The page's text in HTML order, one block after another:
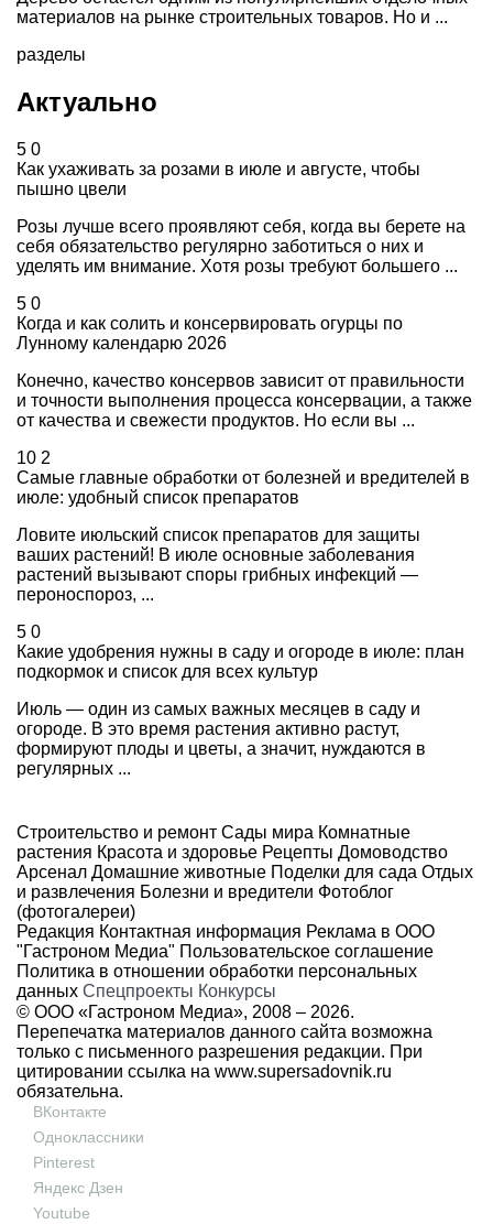
материалов на рынке строительных товаров. Но и ...
разделы
Актуально
5 0
Как ухаживать за розами в июле и августе, чтобы
пышно цвели
Розы лучше всего проявляют себя, когда вы берете на
себя обязательство регулярно заботиться о них и
уделять им внимание. Хотя розы требуют большего ...
5 0
Когда и как солить и консервировать огурцы по
Лунному календарю 2026
Конечно, качество консервов зависит от правильности
и точности выполнения процесса консервации, а также
от качества и свежести продуктов. Но если вы ...
10 2
Самые главные обработки от болезней и вредителей в
июле: удобный список препаратов
Ловите июльский список препаратов для защиты
ваших растений! В июле основные заболевания
растений вызывают споры грибных инфекций —
пероноспороз, ...
5 0
Какие удобрения нужны в саду и огороде в июле: план
подкормок и список для всех культур
Июль — один из самых важных месяцев в саду и
огороде. В это время растения активно растут,
формируют плоды и цветы, а значит, нуждаются в
регулярных ...
Строительство и ремонт Сады мира Комнатные
растения Красота и здоровье Рецепты Домоводство
Арсенал Домашние животные Поделки для сада Отдых
и развлечения Болезни и вредители Фотоблог
(фотогалереи)
Редакция Контактная информация Реклама в ООО
"Гастроном Медиа" Пользовательское соглашение
Политика в отношении обработки персональных
данных Спецпроекты Конкурсы
© ООО «Гастроном Медиа», 2008 – 2026.
Перепечатка материалов данного сайта возможна
только с письменного разрешения редакции. При
цитировании ссылка на www.supersadovnik.ru
обязательна.
ВКонтакте
Одноклассники
Pinterest
Яндекс Дзен
Youtube